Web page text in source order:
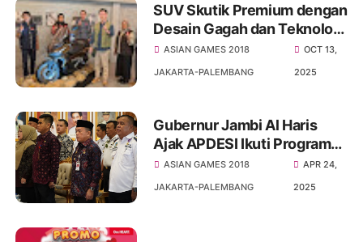
SUV Skutik Premium dengan
Desain Gagah dan Teknologi
Terkini, New Honda ADV160
Resmi Diluncurkan di Jambi
ASIAN GAMES 2018
JAKARTA-PALEMBANG
OCT 13,
2025
Gubernur Jambi Al Haris
Ajak APDESI Ikuti Program
Presiden Membangun Desa
ASIAN GAMES 2018
JAKARTA-PALEMBANG
APR 24,
2025